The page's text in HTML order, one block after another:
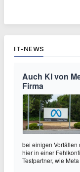
IT-NEWS
Auch KI von
Firma
bei einigen Vorfällen
hier in einer
Testpartner, wie